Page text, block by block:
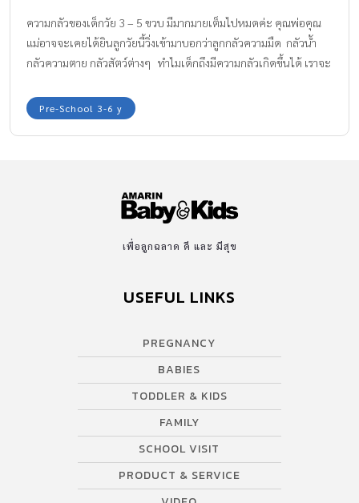
ความกลัวของเด็กวัย 3 – 5 ขวบ มีมากมายเต็มไปหมดค่ะ คุณพ่อคุณ
แม่อาจจะเคยได้ยินลูกวัยนี้วิ่งเข้ามาบอกว่าลูกกลัวความมืด กลัวน้ำ
กลัวความตาย กลัวสัตว์ต่างๆ ทำไมเด็กถึงมีความกลัวเกิดขึ้นได้ เราจะ
หายไปเมื่อไหร่ เรามีคำตอบค่ะ
Pre-School 3-6 y
เพื่อลูกฉลาด ดี และ มีสุข
USEFUL LINKS
PREGNANCY
BABIES
TODDLER & KIDS
FAMILY
SCHOOL VISIT
PRODUCT & SERVICE